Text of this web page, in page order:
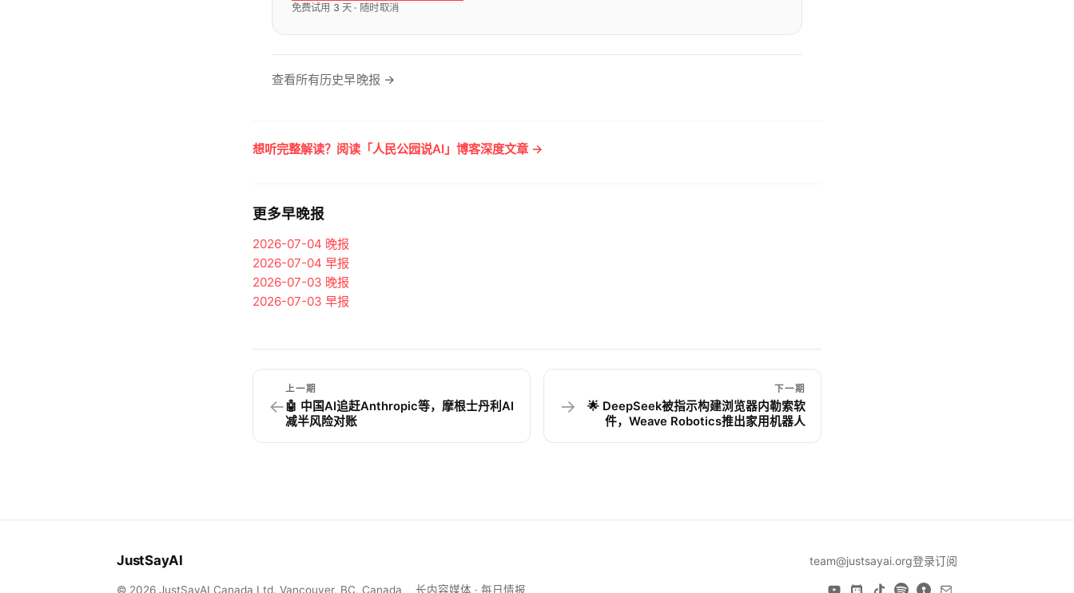
免费试用 3 天 · 随时取消
查看所有历史早晚报 →
想听完整解读？阅读「人民公园说AI」博客深度文章 →
更多早晚报
2026-07-04 晚报
2026-07-04 早报
2026-07-03 晚报
2026-07-03 早报
←
上一期
🤖 中国AI追赶Anthropic等，摩根士丹利AI
减半风险对账
下一期
🌟 DeepSeek被指示构建浏览器内勒索软
件，Weave Robotics推出家用机器人
→
JustSayAI
© 2026 JustSayAI Canada Ltd. Vancouver, BC, Canada 长内容媒体 · 每日情报
team@justsayai.org登录订阅